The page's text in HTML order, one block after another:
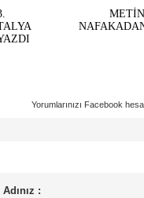
Yorumlarınızı Facebook